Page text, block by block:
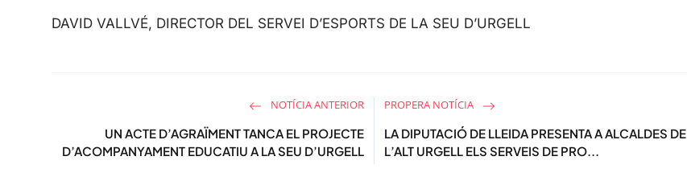
DAVID VALLVÉ, DIRECTOR DEL SERVEI D’ESPORTS DE LA SEU D’URGELL
NOTÍCIA ANTERIOR
UN ACTE D’AGRAÏMENT TANCA EL PROJECTE
D’ACOMPANYAMENT EDUCATIU A LA SEU D’URGELL
PROPERA NOTÍCIA
LA DIPUTACIÓ DE LLEIDA PRESENTA A ALCALDES DE
L’ALT URGELL ELS SERVEIS DE PRO...